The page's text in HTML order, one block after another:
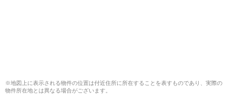
※地図上に表示される物件の位置は付近住所に所在することを表すものであり、実際の
物件所在地とは異なる場合がございます。